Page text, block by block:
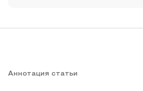
Аннотация статьи